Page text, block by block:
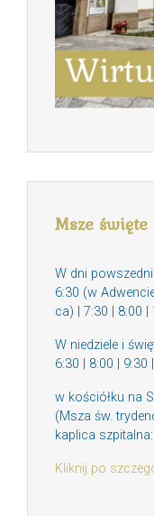
Msze święte
W dni
6:30 (w
ca) | 7:30 | 8:00 |
W niedziele i
6:30 | 8:00 | 9:30
w kościółku na
(Msza św.
kaplica
Kliknij po